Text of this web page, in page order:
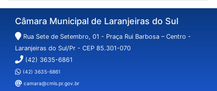
Câmara Municipal de Laranjeiras do Sul
Rua Sete de Setembro, 01 - Praça Rui Barbosa – Centro -
Laranjeiras do Sul/Pr - CEP 85.301-070
(42) 3635-6861
(42) 3635-6861
camara@cmls.pr.gov.br